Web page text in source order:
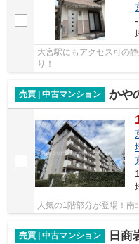
大宮駅にもアクセス可の
り！
売買 | 中古マンション かや
人気の1階部分が登場！南
売買 | 中古マンション 日商